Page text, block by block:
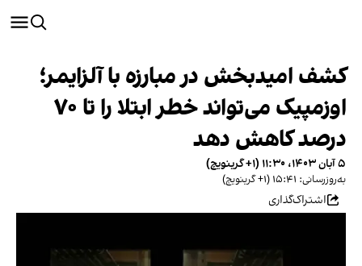
کشف امیدبخش در مبارزه با آلزایمر؛
اوزمپیک می‌تواند خطر ابتلا را تا ۷۰
درصد کاهش دهد
۵ آبان ۱۴۰۳، ۱۱:۳۰ (‎+۱ گرینویچ)
به‌روزرسانی: ۱۵:۴۱ (‎+۱ گرینویچ)
اشتراک‌گذاری